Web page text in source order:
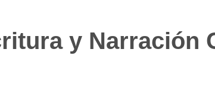
y Narración